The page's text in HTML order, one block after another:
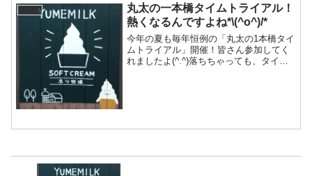
NEWS
丸太の一本橋タイムトライアル！
熱くなるんですよね*\(^o^)/*
今年の夏も毎年恒例の「丸太の1本橋タイ
ムトライアル」開催！皆さん参加してく
れましたよ(^.^)落ちちゃっても、タイム